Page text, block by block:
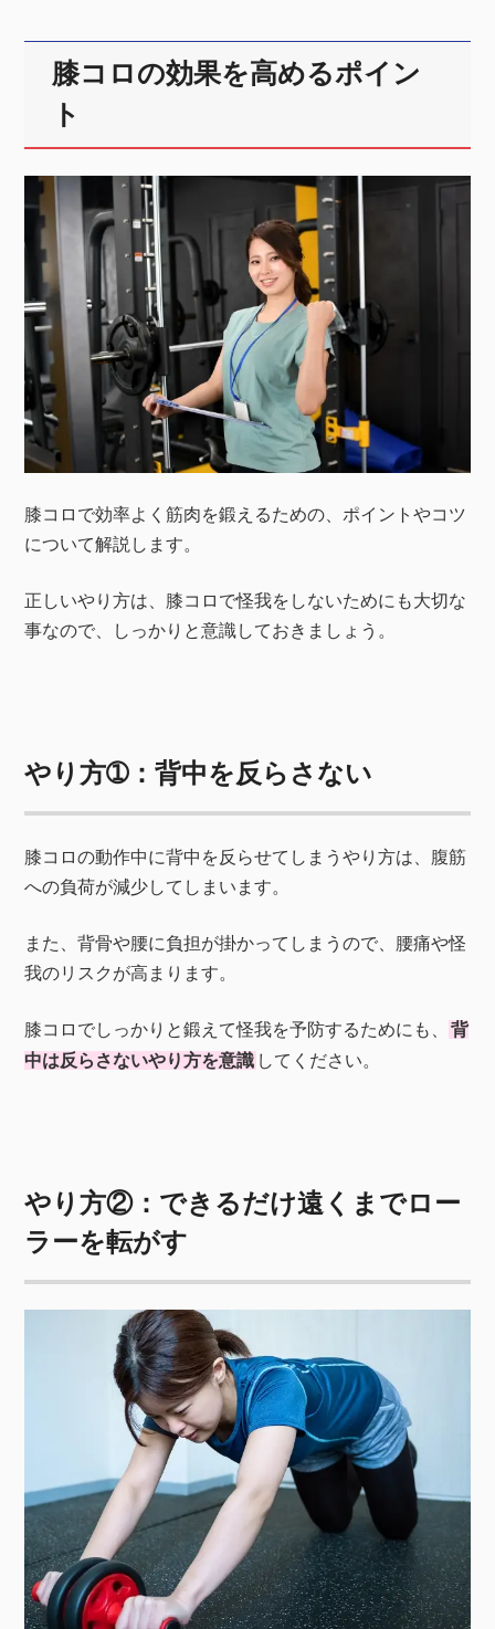
膝コロの効果を高めるポイン
ト
膝コロで効率よく筋肉を鍛えるための、ポイントやコツ
について解説します。
正しいやり方は、膝コロで怪我をしないためにも大切な
事なので、しっかりと意識しておきましょう。
やり方➀：背中を反らさない
膝コロの動作中に背中を反らせてしまうやり方は、腹筋
への負荷が減少してしまいます。
また、背骨や腰に負担が掛かってしまうので、腰痛や怪
我のリスクが高まります。
膝コロでしっかりと鍛えて怪我を予防するためにも、
背
中は反らさないやり方を意識 してください。
やり方②：できるだけ遠くまでロー
ラーを転がす